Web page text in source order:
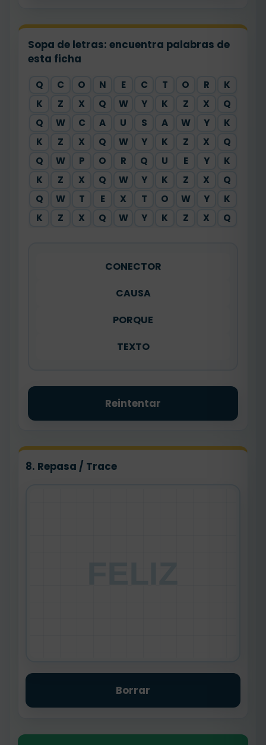
Sopa de letras: encuentra palabras de
esta ficha
Q C O N E C T O R
K
K
Z X Q W Y K Z X
Q
Q
W C A U S A W Y
K
K
Z X Q W Y K Z X
Q
Q
W P O R Q U E Y
K
K
Z X Q W Y K Z X
Q
Q
W T E X T O W Y
K
K
Z X Q W Y K Z X Q
CONECTOR
CAUSA
PORQUE
TEXTO
Reintentar
8. Repasa / Trace
Borrar